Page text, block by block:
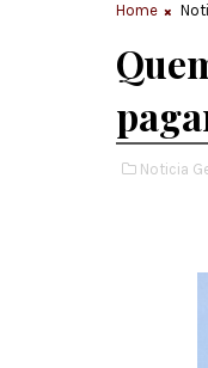
Home
Noticia